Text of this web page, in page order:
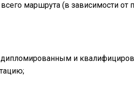
маршрута (в зависимости
дипломированным и